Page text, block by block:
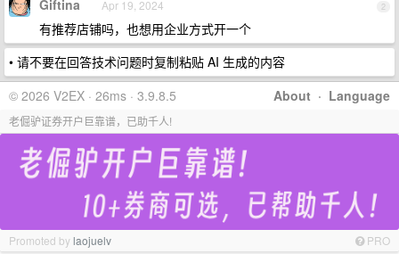
2
Giftina Apr 19, 2024
有推荐店铺吗，也想用企业方式开一个
• 请不要在回答技术问题时复制粘贴 AI 生成的内容
About · Language
© 2026 V2EX · 26ms · 3.9.8.5
老倔驴证券开户巨靠谱，已助千人!
Promoted bylaojuelv PRO